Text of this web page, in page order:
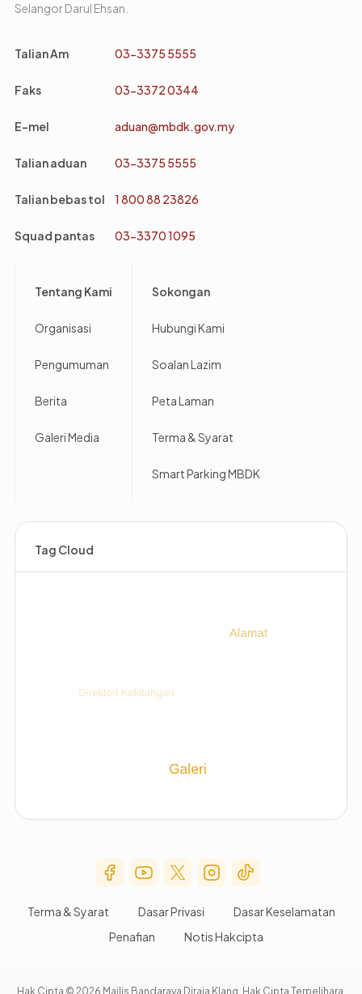
Selangor Darul Ehsan.
Talian Am 03-3375 5555
Faks 03-3372 0344
E-mel aduan@mbdk.gov.my
Talian aduan 03-3375 5555
Talian bebas tol 1 800 88 23826
Squad pantas 03-3370 1095
Tentang Kami
Organisasi
Pengumuman
Berita
Galeri Media
Sokongan
Hubungi Kami
Soalan Lazim
Peta Laman
Terma & Syarat
Smart Parking MBDK
Tag Cloud
Social Media Menu
Terma & Syarat Dasar Privasi
Dasar Keselamatan
Penafian
Notis Hakcipta
Hak Cipta © 2026 Majlis Bandaraya Diraja Klang. Hak Cipta Terpelihara.